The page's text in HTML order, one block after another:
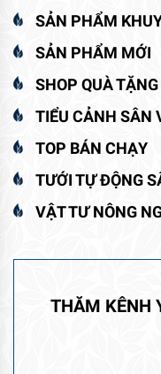
SẢN PHẨM
SẢN PHẨM MỚI
SHOP QUÀ
TIỂU CẢNH SÂN
TOP BÁN CHẠY
TƯỚI TỰ ĐỘNG
VẬT TƯ NÔNG
THĂM KÊNH